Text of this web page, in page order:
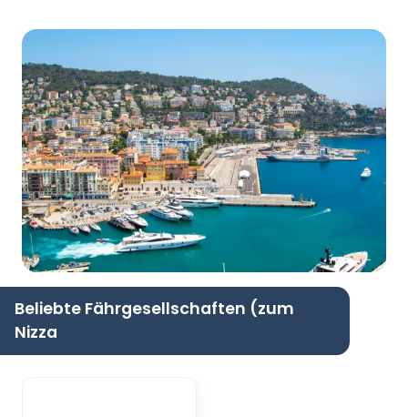
Beliebte Fährgesellschaften (zum
Nizza